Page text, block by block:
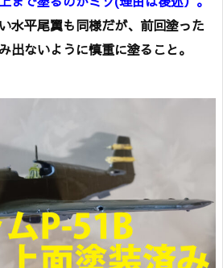
水平尾翼も同様だが、前回塗った
出ないように慎重に塗ること。